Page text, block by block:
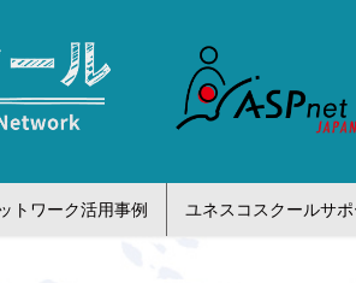
トワーク活用事例 ユネスコスクールサ